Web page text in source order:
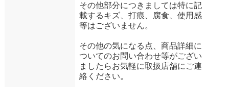
その他部分につきましては特に記
載するキズ、打痕、腐食、使用感
等はございません。
その他の気になる点、商品詳細に
ついてのお問い合わせ等がござい
ましたらお気軽に取扱店舗にご連
絡ください。